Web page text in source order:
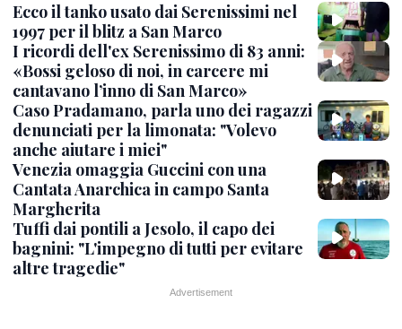
Ecco il tanko usato dai Serenissimi nel
1997 per il blitz a San Marco
I ricordi dell'ex Serenissimo di 83 anni:
«Bossi geloso di noi, in carcere mi
cantavano l’inno di San Marco»
Caso Pradamano, parla uno dei ragazzi
denunciati per la limonata: "Volevo
anche aiutare i miei"
Venezia omaggia Guccini con una
Cantata Anarchica in campo Santa
Margherita
Tuffi dai pontili a Jesolo, il capo dei
bagnini: "L'impegno di tutti per evitare
altre tragedie"